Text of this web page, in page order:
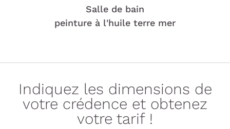
Salle de bain
peinture à l'huile terre mer
Indiquez les dimensions de
votre crédence et obtenez
votre tarif !